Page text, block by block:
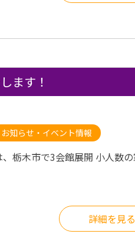
ます！
お知らせ・イベント情報
栃木市で3会館展開 小人数
詳細を見る